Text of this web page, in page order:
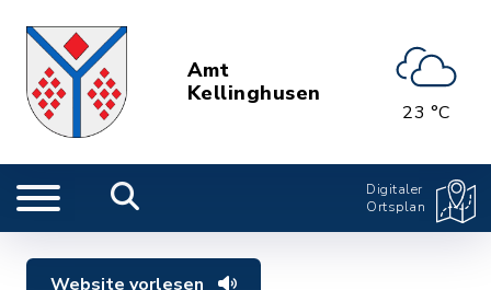
Amt
Kellinghusen
23 °C
Digitaler
Ortsplan
Website vorlesen